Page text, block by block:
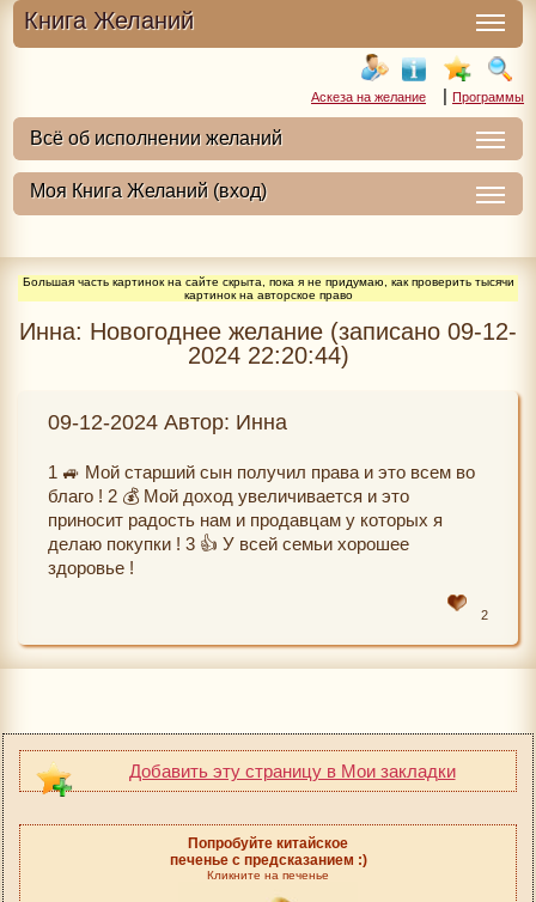
Книга Желаний
Аскеза на желание | Программы
Большая часть картинок на сайте скрыта, пока я не придумаю, как проверить тысячи
картинок на авторское право
Инна: Новогоднее желание (записано 09-12-
2024 22:20:44)
09-12-2024 Автор: Инна
1 🚙 Мой старший сын получил права и это всем во
благо ! 2 💰 Мой доход увеличивается и это
приносит радость нам и продавцам у которых я
делаю покупки ! 3 👍 У всей семьи хорошее
здоровье !
2
Добавить эту страницу в Мои закладки
Попробуйте китайское
печенье с предсказанием :)
Кликните на печенье